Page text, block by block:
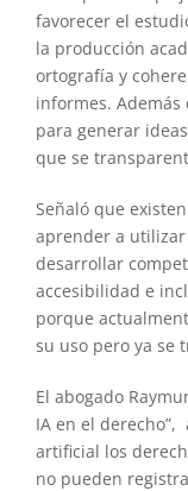
favorecer el
la producción
ortografía y
informes.
para generar
que se
Señaló que
aprender a
desarrollar
accesibilidad e
porque
su uso pero ya se
El abogado
IA en el
artificial los
no pueden